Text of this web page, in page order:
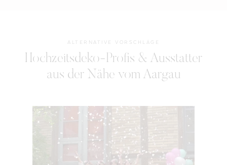
ALTERNATIVE VORSCHLÄGE
Hochzeitsdeko-Profis & Ausstatter
aus der Nähe vom Aargau